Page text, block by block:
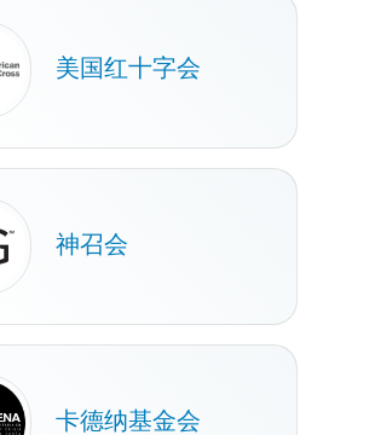
美国红十字会
神召会
卡德纳基金会